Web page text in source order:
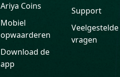
Ariya Coins
Mobiel
opwaarderen
Download de
app
Support
Veelgestelde
vragen